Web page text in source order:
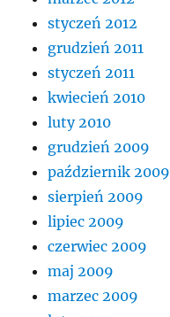
styczeń 2012
grudzień 2011
styczeń 2011
kwiecień 2010
luty 2010
grudzień 2009
październik 2009
sierpień 2009
lipiec 2009
czerwiec 2009
maj 2009
marzec 2009